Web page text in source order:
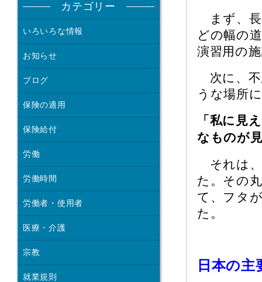
まず、長
どの幅の
演習用の
次に、不
うな場所
「私に見
なものが
それは、
た。その
て、フタ
た。
日本の
カテゴリー
いろいろな情報
お知らせ
ブログ
保険の適用
保険給付
労働
労働時間
労働者・使用者
医療・介護
宗教
就業規則